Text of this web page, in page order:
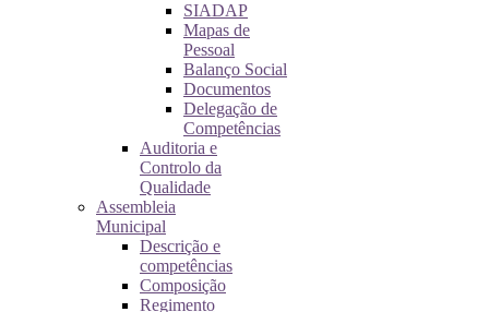
SIADAP
Mapas de
Pessoal
Balanço Social
Documentos
Delegação de
Competências
Auditoria e
Controlo da
Qualidade
Assembleia
Municipal
Descrição e
competências
Composição
Regimento